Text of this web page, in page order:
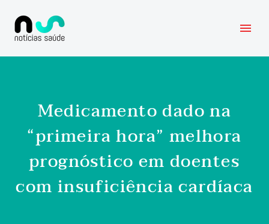
Medicamento dado na
“primeira hora” melhora
prognóstico em doentes
com insuficiência cardíaca